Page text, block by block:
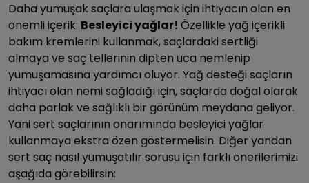
Daha yumuşak saçlara ulaşmak için ihtiyacın olan en
önemli içerik: Besleyici yağlar! Özellikle yağ içerikli
bakım kremlerini kullanmak, saçlardaki sertliği
almaya ve saç tellerinin dipten uca nemlenip
yumuşamasına yardımcı oluyor. Yağ desteği saçların
ihtiyacı olan nemi sağladığı için, saçlarda doğal olarak
daha parlak ve sağlıklı bir görünüm meydana geliyor.
Yani sert saçlarının onarımında besleyici yağlar
kullanmaya ekstra özen göstermelisin. Diğer yandan
sert saç nasıl yumuşatılır sorusu için farklı önerilerimizi
aşağıda görebilirsin: